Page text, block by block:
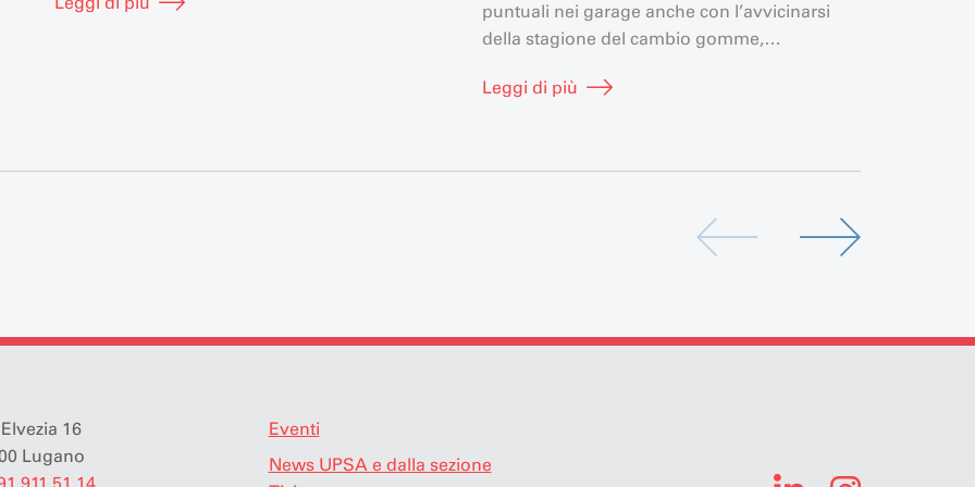
puntuali nei garage anche con l’avvicinarsi
della stagione del cambio gomme,
sorprendente. Visitiamo il centro di
Leggi di più
16
Lugano
Eventi
News UPSA e dalla sezione